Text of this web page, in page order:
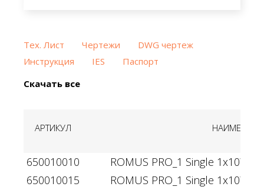
Тех. Лист Чертежи
DWG чертеж
Инструкция
IES
Паспорт
Скачать все
АРТИКУЛ
650010010
ROMUS PRO_1 Single 1x10W
650010015
ROMUS PRO_1 Single 1x10W